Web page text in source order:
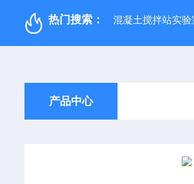
热门搜索： 混凝土搅拌站实
产品中心